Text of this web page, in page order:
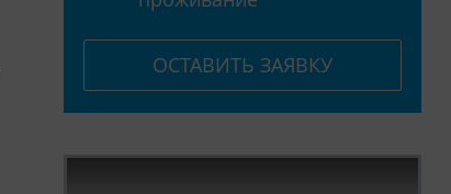
ОСТАВИТЬ ЗАЯВКУ